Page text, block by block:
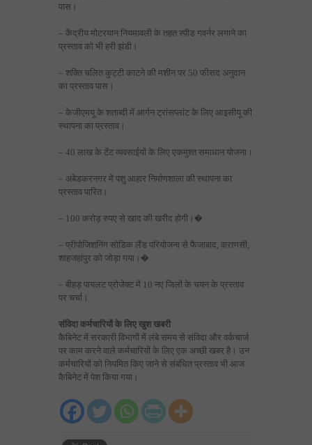
पास।
– केंद्रीय मोटरयान नियमावली के तहत स्पीड गवर्नर लगाने का
प्रस्ताव को भी हरी झंडी।
– शक्ति चलित कुट्टी काटने की मशीन पर 50 फीसद अनुदान
का प्रस्ताव पास।
– केजीएमयू के शताब्दी में आर्गन ट्रांसप्लांट के लिए आइसीयू की
स्थापना का प्रस्ताव।
– 40 लाख के टेंट व्यवसाईयों के लिए एकमुश्त समाधान योजना।
– अंबेडकरनगर में पशु आहार निर्माणशाला की स्थापना का
प्रस्ताव पारित।
– 100 करोड़ रुपए से खाद की खरीद होगी।�
– प्रीपोजिशनिंग सोडिक लैंड परियोजना से फैजाबाद, वाराणसी,
शाहजहांपुर को जोड़ा गया।�
– बीहड़ पायलट प्रोजेक्ट में 10 नए जिलों के चयन के प्रस्ताव
पर चर्चा।
संविदा कर्मचारियों के लिए खुश खबरी
कैबिनेट में सरकारी विभागों में लंबे समय से संविदा और वर्कचार्ज
पर काम करने वाले कर्मचारियों के लिए एक अच्छी खबर है। उन
कर्मचारियों को नियमित किए जाने से संबंध‍ित प्रस्ताव भी आज
कैबिनेट में पेश किया गया।